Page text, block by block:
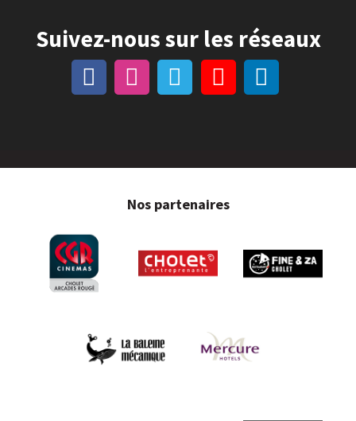
Suivez-nous sur les réseaux
Nos partenaires